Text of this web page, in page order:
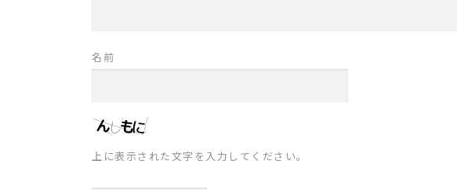
名前
上に表示された文字を入力してください。